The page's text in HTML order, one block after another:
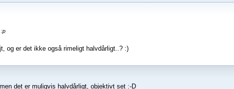
:p
og er det ikke også rimeligt halvdårligt..? :)
det er muligvis halvdårligt, objektivt set :-D